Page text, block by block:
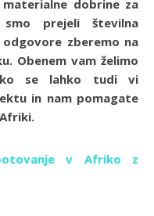
dobrine za
prejeli številna
zberemo na
Obenem vam želimo
se lahko tudi vi
in nam pomagate
v Afriko z